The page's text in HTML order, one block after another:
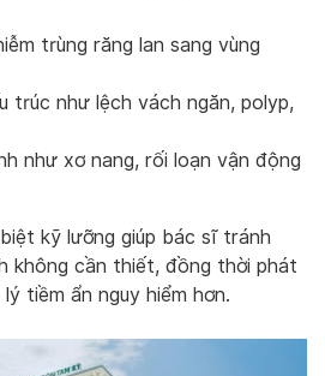
trùng răng lan sang vùng
trúc như lệch vách ngăn, polyp,
như xơ nang, rối loạn vận động
kỹ lưỡng giúp bác sĩ tránh
không cần thiết, đồng thời phát
tiềm ẩn nguy hiểm hơn.